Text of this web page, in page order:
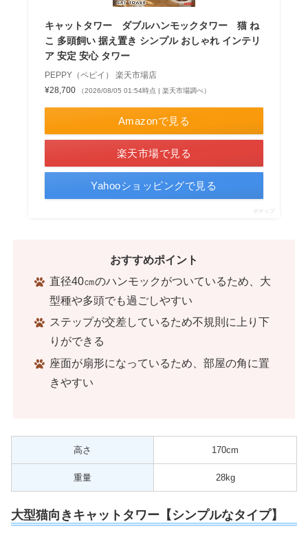
キャットタワー ダブルハンモックタワー 猫 ね
こ 多頭飼い 据え置き シンプル おしゃれ インテリ
ア 安定 安心 タワー
PEPPY（ペピイ） 楽天市場店
¥28,700
（2026/08/05 01:54時点 | 楽天市場調べ）
Amazonで見る
楽天市場で見る
Yahooショッピングで見る
ポチップ
おすすめポイント
直径40㎝のハンモックがついているため、大
型種や多頭でも過ごしやすい
ステップが交差しているため不規則に上り下
りができる
座面が扇形になっているため、部屋の角に置
きやすい
高さ 170cm
重量 28kg
大型猫向きキャットタワー【シンプルなタイプ】